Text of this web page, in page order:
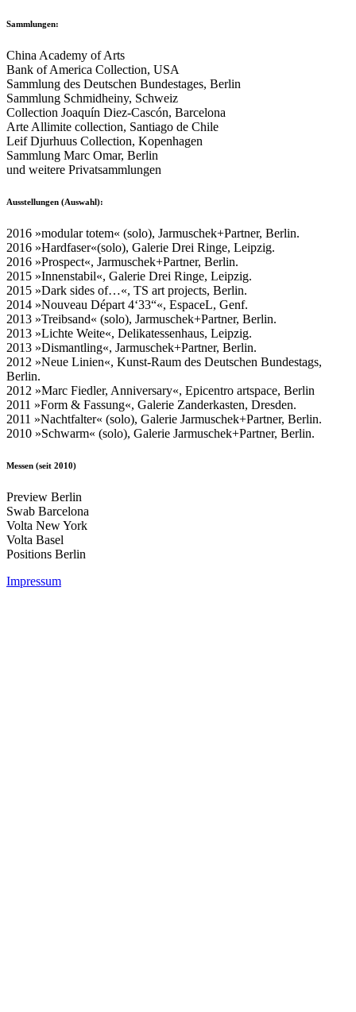
Sammlungen:
China Academy of Arts
Bank of America Collection, USA
Sammlung des Deutschen Bundestages, Berlin
Sammlung Schmidheiny, Schweiz
Collection Joaquín Diez-Cascón, Barcelona
Arte Allimite collection, Santiago de Chile
Leif Djurhuus Collection, Kopenhagen
Sammlung Marc Omar, Berlin
und weitere Privatsammlungen
Ausstellungen (Auswahl):
2016 »modular totem« (solo), Jarmuschek+Partner, Berlin.
2016 »Hardfaser«(solo), Galerie Drei Ringe, Leipzig.
2016 »Prospect«, Jarmuschek+Partner, Berlin.
2015 »Innenstabil«, Galerie Drei Ringe, Leipzig.
2015 »Dark sides of…«, TS art projects, Berlin.
2014 »Nouveau Départ 4‘33“«, EspaceL, Genf.
2013 »Treibsand« (solo), Jarmuschek+Partner, Berlin.
2013 »Lichte Weite«, Delikatessenhaus, Leipzig.
2013 »Dismantling«, Jarmuschek+Partner, Berlin.
2012 »Neue Linien«, Kunst-Raum des Deutschen Bundestags,
Berlin.
2012 »Marc Fiedler, Anniversary«, Epicentro artspace, Berlin
2011 »Form & Fassung«, Galerie Zanderkasten, Dresden.
2011 »Nachtfalter« (solo), Galerie Jarmuschek+Partner, Berlin.
2010 »Schwarm« (solo), Galerie Jarmuschek+Partner, Berlin.
Messen (seit 2010)
Preview Berlin
Swab Barcelona
Volta New York
Volta Basel
Positions Berlin
Impressum